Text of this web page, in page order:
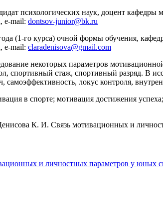
психологических наук, доцент
e-mail: dontsov-junior@bk.ru
(1-го курса) очной формы обучения,
e-mail: claradenisova@gmail.com
некоторых параметров
спортивный стаж, спортивный разряд. В
самоэффективность, локус контроля,
в спорте; мотивация достижения
К. И. Связь мотивационных и
и личностных параметров у юных